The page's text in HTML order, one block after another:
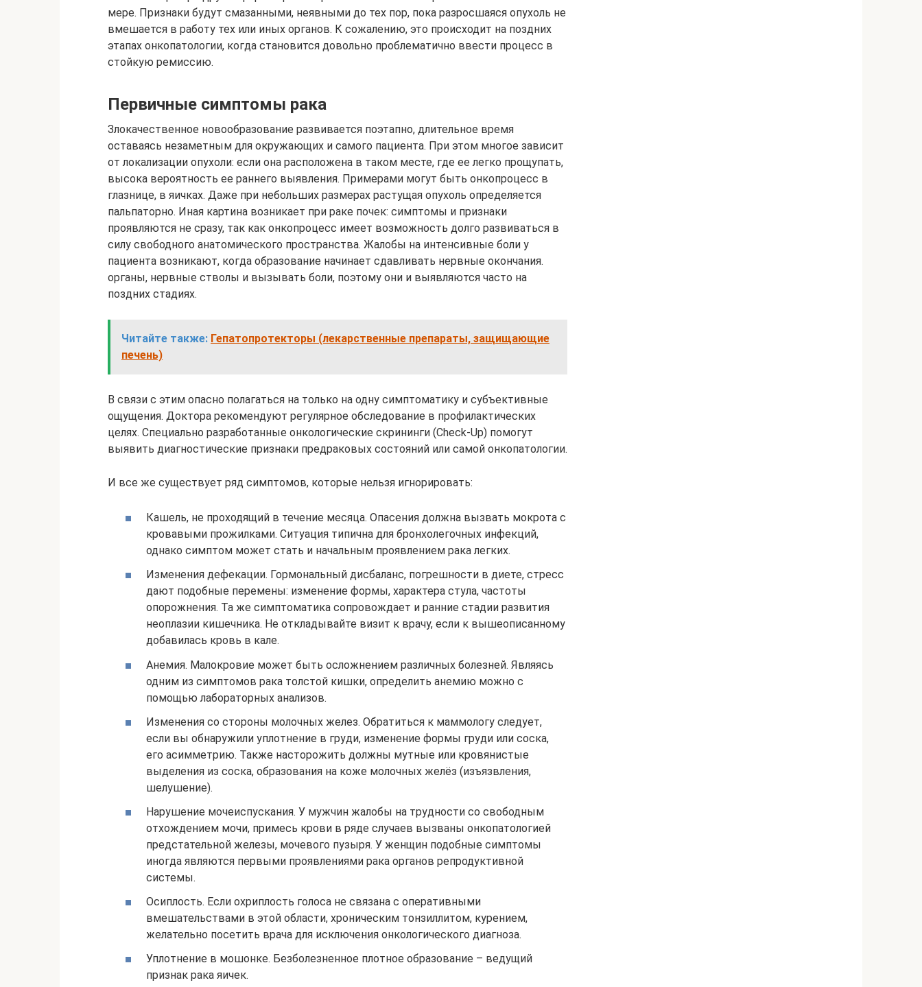
мере. Признаки будут смазанными, неявными до тех пор, пока разросшаяся опухоль не
вмешается в работу тех или иных органов. К сожалению, это происходит на поздних
этапах онкопатологии, когда становится довольно проблематично ввести процесс в
стойкую ремиссию.
Первичные симптомы рака
Злокачественное новообразование развивается поэтапно, длительное время
оставаясь незаметным для окружающих и самого пациента. При этом многое зависит
от локализации опухоли: если она расположена в таком месте, где ее легко прощупать,
высока вероятность ее раннего выявления. Примерами могут быть онкопроцесс в
глазнице, в яичках. Даже при небольших размерах растущая опухоль определяется
пальпаторно. Иная картина возникает при раке почек: симптомы и признаки
проявляются не сразу, так как онкопроцесс имеет возможность долго развиваться в
силу свободного анатомического пространства. Жалобы на интенсивные боли у
пациента возникают, когда образование начинает сдавливать нервные окончания.
органы, нервные стволы и вызывать боли, поэтому они и выявляются часто на
поздних стадиях.
Читайте также: Гепатопротекторы (лекарственные препараты, защищающие
печень)
В связи с этим опасно полагаться на только на одну симптоматику и субъективные
ощущения. Доктора рекомендуют регулярное обследование в профилактических
целях. Специально разработанные онкологические скрининги (Check-Up) помогут
выявить диагностические признаки предраковых состояний или самой онкопатологии.
И все же существует ряд симптомов, которые нельзя игнорировать:
Кашель, не проходящий в течение месяца. Опасения должна вызвать мокрота с
кровавыми прожилками. Ситуация типична для бронхолегочных инфекций,
однако симптом может стать и начальным проявлением рака легких.
Изменения дефекации. Гормональный дисбаланс, погрешности в диете, стресс
дают подобные перемены: изменение формы, характера стула, частоты
опорожнения. Та же симптоматика сопровождает и ранние стадии развития
неоплазии кишечника. Не откладывайте визит к врачу, если к вышеописанному
добавилась кровь в кале.
Анемия. Малокровие может быть осложнением различных болезней. Являясь
одним из симптомов рака толстой кишки, определить анемию можно с
помощью лабораторных анализов.
Изменения со стороны молочных желез. Обратиться к маммологу следует,
если вы обнаружили уплотнение в груди, изменение формы груди или соска,
его асимметрию. Также насторожить должны мутные или кровянистые
выделения из соска, образования на коже молочных желёз (изъязвления,
шелушение).
Нарушение мочеиспускания. У мужчин жалобы на трудности со свободным
отхождением мочи, примесь крови в ряде случаев вызваны онкопатологией
предстательной железы, мочевого пузыря. У женщин подобные симптомы
иногда являются первыми проявлениями рака органов репродуктивной
системы.
Осиплость. Если охриплость голоса не связана с оперативными
вмешательствами в этой области, хроническим тонзиллитом, курением,
желательно посетить врача для исключения онкологического диагноза.
Уплотнение в мошонке. Безболезненное плотное образование – ведущий
признак рака яичек.